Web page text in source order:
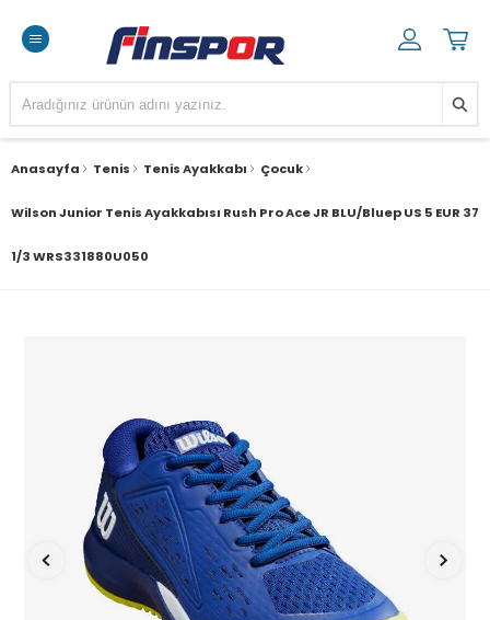
Anasayfa Tenis Tenis Ayakkabı Çocuk
Wilson Junior Tenis Ayakkabısı Rush Pro Ace JR BLU/Bluep US 5 EUR 37
1/3 WRS331880U050